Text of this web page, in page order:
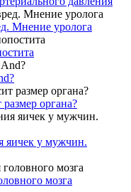
Мнение уролога
органа?
яичек у мужчин.
мозга